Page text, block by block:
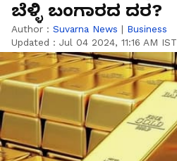
ಬೆಳ್ಳಿ ಬಂಗಾರದ ದರ?
Author : Suvarna News | Business
Updated : Jul 04 2024, 11:16 AM IST